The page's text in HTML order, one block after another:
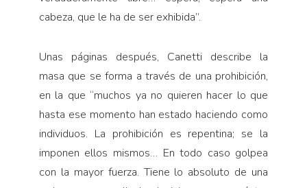
cabeza, que le ha de ser exhibida”.
Unas páginas después, Canetti describe la
masa que se forma a través de una prohibición,
en la que “muchos ya no quieren hacer lo que
hasta ese momento han estado haciendo como
individuos. La prohibición es repentina; se la
imponen ellos mismos… En todo caso golpea
con la mayor fuerza. Tiene lo absoluto de una